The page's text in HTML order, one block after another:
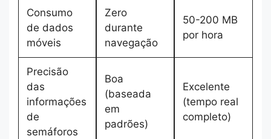
Consumo
de dados
móveis
Zero
durante
navegação
50-200 MB
por hora
Precisão
das
informações
de
semáforos
Boa
(baseada
em
padrões)
Excelente
(tempo real
completo)